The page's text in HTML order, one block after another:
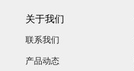
关于我们
联系我们
产品动态